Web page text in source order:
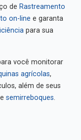
de Rastreamento
on-line e garanta
para sua
você monitorar
agrícolas,
além de seus
e semirreboques.